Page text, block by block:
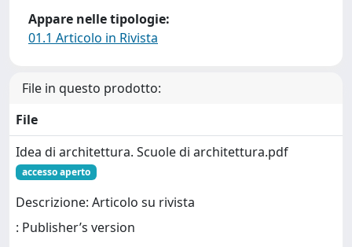
Appare nelle tipologie:
01.1 Articolo in Rivista
File in questo prodotto:
File
Idea di architettura. Scuole di architettura.pdf
accesso aperto
Descrizione: Articolo su rivista
: Publisher’s version